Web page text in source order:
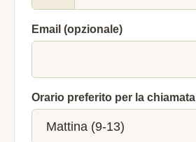
Email (opzionale)
Orario preferito per la chiamata